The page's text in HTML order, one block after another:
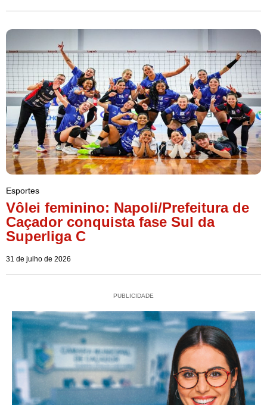
Esportes
Vôlei feminino: Napoli/Prefeitura de
Caçador conquista fase Sul da
Superliga C
31 de julho de 2026
PUBLICIDADE